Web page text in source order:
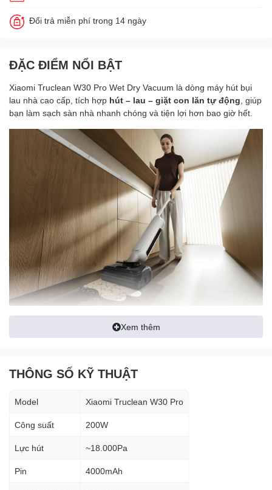
Đổi trả miễn phí trong 14 ngày
ĐẶC ĐIỂM NỔI BẬT
Xiaomi Truclean W30 Pro Wet Dry Vacuum là dòng máy hút bụi
lau nhà cao cấp, tích hợp hút – lau – giặt con lăn tự động , giúp
bạn làm sạch sàn nhà nhanh chóng và tiện lợi hơn bao giờ hết.
Người bận rộn, cần dọn nhanh
🌟 Ưu điểm nổi bật
💥 Lực hút cực mạnh 18.000Pa
– xử lý mọi vết bẩn
Xem thêm
THÔNG SỐ KỸ THUẬT
Model Xiaomi Truclean W30 Pro
Công suất 200W
Lực hút ~18.000Pa
Pin 4000mAh